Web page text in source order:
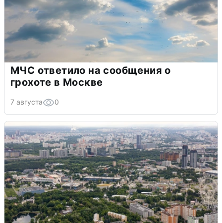
МЧС ответило на сообщения о
грохоте в Москве
7 августа 0